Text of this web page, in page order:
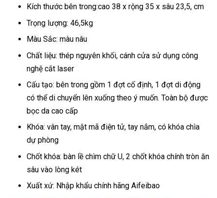
Kích thước bên trong:cao 38 x rộng 35 x sâu 23,5, cm
Trọng lượng: 46,5kg
Màu Sắc: màu nâu
Chất liệu: thép nguyên khối, cánh cửa sử dụng công
nghệ cắt laser
Cấu tạo: bên trong gồm 1 đợt cố định, 1 đợt di động
có thể di chuyển lên xuống theo ý muốn. Toàn bộ được
bọc da cao cấp
Khóa: vân tay, mật mã điện tử, tay nắm, có khóa chìa
dự phòng
Chốt khóa: bàn lề chìm chữ U, 2 chốt khóa chính tròn ăn
sâu vào lòng két
Xuất xứ: Nhập khẩu chính hãng Aifeibao